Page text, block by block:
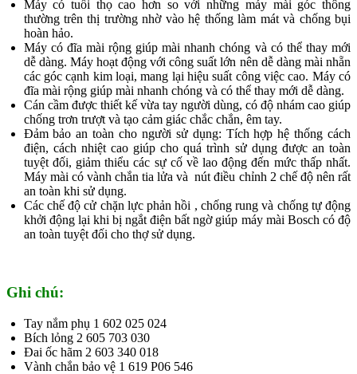
Máy có tuổi thọ cao hơn so với những máy mài góc thông
thường trên thị trường nhờ vào hệ thống làm mát và chống bụi
hoàn hảo.
Máy có đĩa mài rộng giúp mài nhanh chóng và có thể thay mới
dễ dàng. Máy hoạt động với công suất lớn nên dễ dàng mài nhẵn
các góc cạnh kim loại, mang lại hiệu suất công việc cao. Máy có
đĩa mài rộng giúp mài nhanh chóng và có thể thay mới dễ dàng.
Cán cầm được thiết kế vừa tay người dùng, có độ nhám cao giúp
chống trơn trượt và tạo cảm giác chắc chắn, êm tay.
Đảm bảo an toàn cho người sử dụng: Tích hợp hệ thống cách
điện, cách nhiệt cao giúp cho quá trình sử dụng được an toàn
tuyệt đối, giảm thiểu các sự cố về lao động đến mức thấp nhất.
Máy mài có vành chắn tia lửa và nút điều chỉnh 2 chế độ nên rất
an toàn khi sử dụng.
Các chế độ cử chặn lực phản hồi , chống rung và chống tự động
khởi động lại khi bị ngắt điện bất ngờ giúp máy mài Bosch có độ
an toàn tuyệt đối cho thợ sử dụng.
Ghi chú:
Tay nắm phụ 1 602 025 024
Bích lỏng 2 605 703 030
Đai ốc hãm 2 603 340 018
Vành chắn bảo vệ 1 619 P06 546